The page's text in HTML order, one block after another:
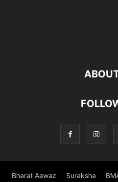
Bharat Aawaz Suraksha